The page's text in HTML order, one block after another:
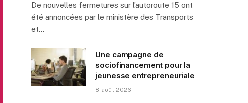
De nouvelles fermetures sur l’autoroute 15 ont
été annoncées par le ministère des Transports
et…
Une campagne de
sociofinancement pour la
jeunesse entrepreneuriale
8 août 2026